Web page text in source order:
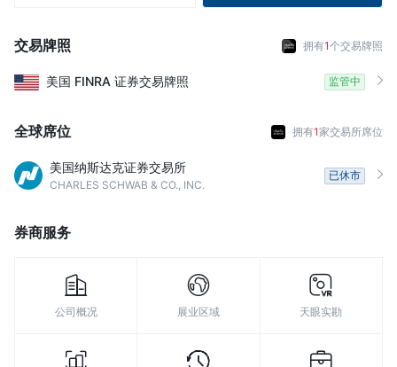
9
交易牌照 拥有1个交易牌照
美国 FINRA 证券交易牌照 监管中
全球席位 拥有1家交易所席位
美国纳斯达克证券交易所
CHARLES SCHWAB & CO., INC.
已休市
券商服务
公司概况 展业区域 天眼实勘